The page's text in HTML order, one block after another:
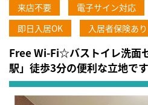
来店不要 電子サイン対応
即日入居OK
入居者保険あり
Free Wi-Fi☆バストイレ洗面
駅」徒歩3分の便利な立地で